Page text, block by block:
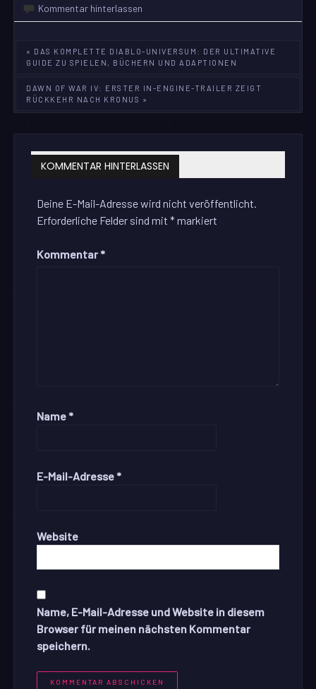
Kommentar hinterlassen
Beitragsnavigation
« DAS KOMPLETTE DIABLO-UNIVERSUM: DER ULTIMATIVE
GUIDE ZU SPIELEN, BÜCHERN UND ADAPTIONEN
DAWN OF WAR IV: ERSTER IN-ENGINE-TRAILER ZEIGT
RÜCKKEHR NACH KRONUS »
KOMMENTAR HINTERLASSEN
Deine E-Mail-Adresse wird nicht veröffentlicht.
Erforderliche Felder sind mit*markiert
Kommentar *
Name *
E-Mail-Adresse *
Website
Name, E-Mail-Adresse und Website in diesem
Browser für meinen nächsten Kommentar
speichern.